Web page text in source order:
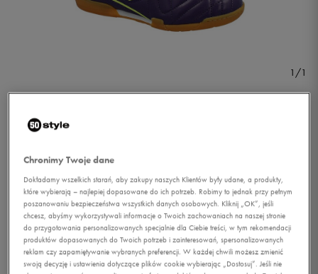
1/1
UMBRO SPECIALI 4 CLUB
0.0(0)
59,99złz Vat
+ 300 PKT WKLUBIE 50 STYLE
Chronimy Twoje dane
Dokładamy wszelkich starań, aby zakupy naszych Klientów były udane, a produkty,
które wybierają – najlepiej dopasowane do ich potrzeb. Robimy to jednak przy pełnym
poszanowaniu bezpieczeństwa wszystkich danych osobowych. Kliknij „OK”, jeśli
chcesz, abyśmy wykorzystywali informacje o Twoich zachowaniach na naszej stronie
do przygotowania personalizowanych specjalnie dla Ciebie treści, w tym rekomendacji
produktów dopasowanych do Twoich potrzeb i zainteresowań, spersonalizowanych
reklam czy zapamiętywanie wybranych preferencji. W każdej chwili możesz zmienić
swoją decyzję i ustawienia dotyczące plików cookie wybierając „Dostosuj”. Jeśli nie